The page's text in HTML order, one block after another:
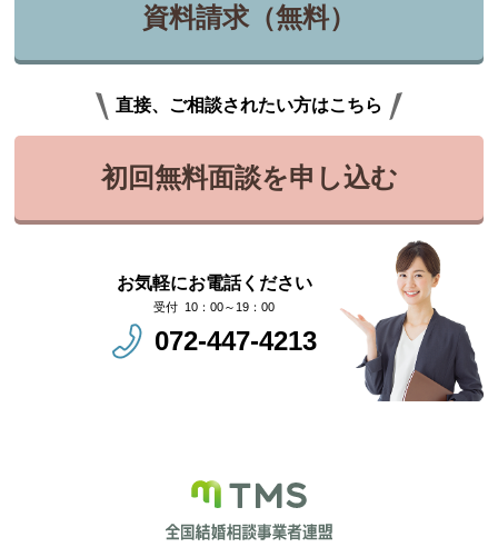
資料請求（無料）
直接、ご相談されたい方はこちら
初回無料面談を申し込む
お気軽にお電話ください
10：00～19：00
072-447-4213